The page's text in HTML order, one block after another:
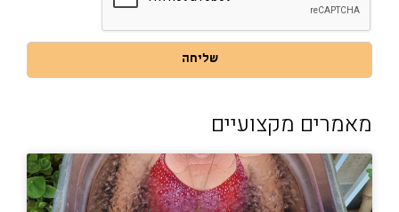
באתר
שליחה
מאמרים מקצועיים